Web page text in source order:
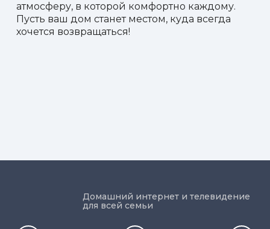
атмосферу, в которой комфортно каждому.
Пусть ваш дом станет местом, куда всегда
хочется возвращаться!
Домашний интернет и телевидение
для всей семьи